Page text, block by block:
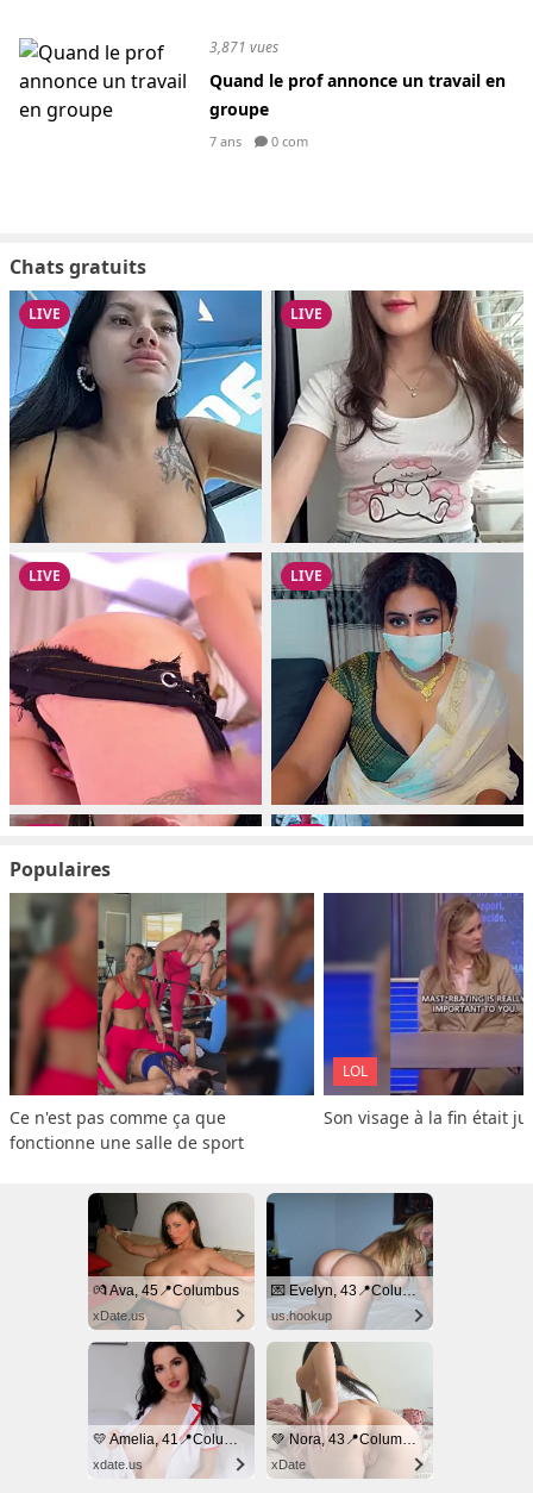
3,871 vues
Quand le prof annonce un travail en
groupe
7 ans 0 com
Chats gratuits
Populaires
Ce n'est pas comme ça que
fonctionne une salle de sport
LOL
Son visage à la fin était